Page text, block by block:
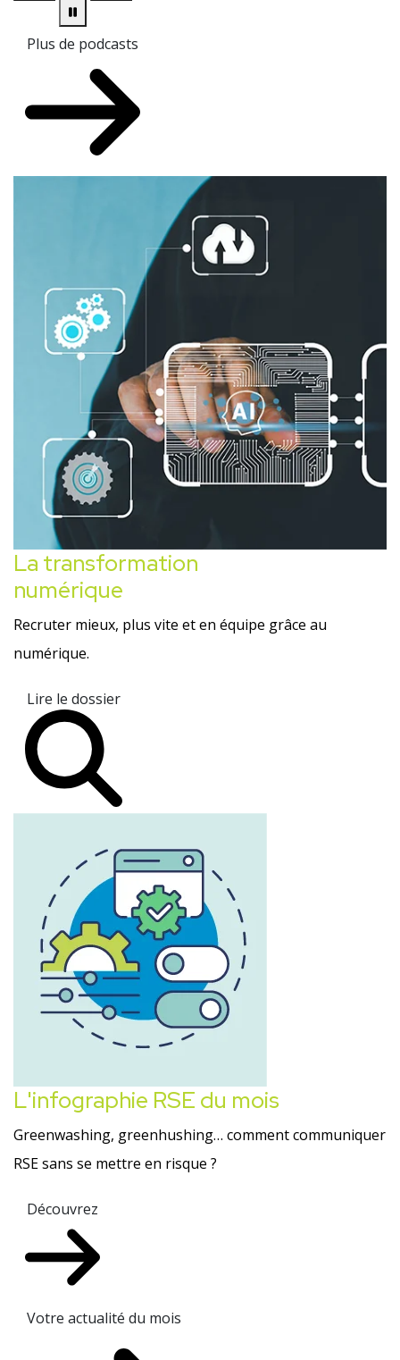
Plus de podcasts
La transformation
numérique
Recruter mieux, plus vite et en équipe grâce au
numérique.
Lire le dossier
L'infographie RSE du mois
Greenwashing, greenhushing… comment communiquer
RSE sans se mettre en risque ?
Découvrez
Votre actualité du mois